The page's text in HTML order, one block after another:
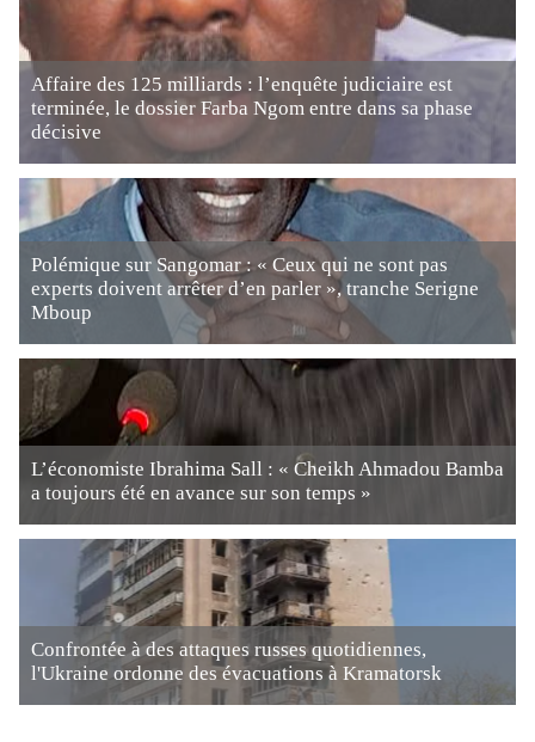
Affaire des 125 milliards : l’enquête judiciaire est
terminée, le dossier Farba Ngom entre dans sa phase
décisive
Polémique sur Sangomar : « Ceux qui ne sont pas
experts doivent arrêter d’en parler », tranche Serigne
Mboup
L’économiste Ibrahima Sall : « Cheikh Ahmadou Bamba
a toujours été en avance sur son temps »
Confrontée à des attaques russes quotidiennes,
l'Ukraine ordonne des évacuations à Kramatorsk